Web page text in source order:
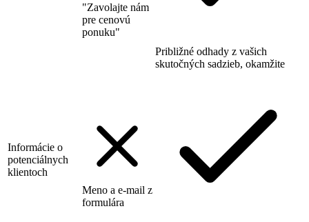
"Zavolajte nám
pre cenovú
ponuku"
Približné odhady z vašich
skutočných sadzieb, okamžite
Informácie o
potenciálnych
klientoch
Meno a e-mail z
formulára